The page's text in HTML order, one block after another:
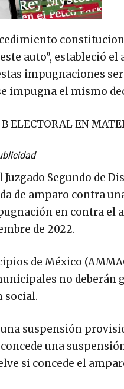
auto”, estableció
impugnaciones
impugna el mismo
ELECTORAL EN
Juzgado Segundo de
de amparo contra
en contra el
de 2022.
de México
no deberán
social.
suspensión
una
si concede el